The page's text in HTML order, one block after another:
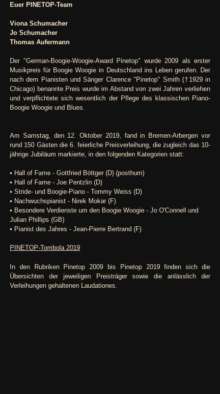
Euer PINETOP-Team
Viona Schumacher
Jo Schumacher
Thomas Aufermann
Der "German-Boogie-Woogie-Award Pinetop" wurde 2009 als erster
Musikpreis für Boogie Woogie in Deutschland ins Leben gerufen. Der
nach dem Pianisten und Sänger Clarence "Pinetop" Smith (†1929 in
Chicago) benannte Preis wurde im Abstand von zwei Jahren verliehen
und verpflichtete sich wesentlich der Pflege des klassischen Piano-
Boogie Woogie und Blues.
Am Samstag, den 12. Oktober 2019, fand in Bremen-Arbergen vor
rund 150 Gästen die 6. feierliche Preisverleihung, die zugleich das 10-
jährige Jubiläum markierte, in den folgenden Kategorien statt:
• Hall of Fame - Gottfried Böttger (D) (posthum)
• Hall of Fame - Joe Pentzlin (D)
• Stride- und Boogie-Piano - Tommy Weiss (D)
• Nachwuchspianist - Nirek Mokar (F)
• Besondere Verdienste um den Boogie Woogie - Jo O'Connell und
Julian Phillips (GB)
• Pianist des Jahres - Jean-Pierre Bertrand (F)
PINETOP-Tombola 2019
In den Rubriken Pinetop 2009 bis Pinetop 2019 finden sich die
Übersichten der jeweiligen Preisträger sowie die anlässlich der
Verleihungen gehaltenen Laudationes.